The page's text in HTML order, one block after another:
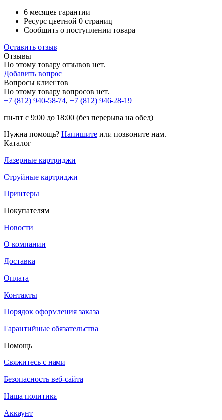
6 месяцев гарантии
Ресурс цветной 0 страниц
Сообщить о поступлении товара
Оставить отзыв
Отзывы
По этому товару отзывов нет.
Добавить вопрос
Вопросы клиентов
По этому товару вопросов нет.
+7 (812) 940-58-74, +7 (812) 946-28-19
пн-пт с 9:00 до 18:00 (без перерыва на обед)
Нужна помощь? Напишите или позвоните нам.
Каталог
Лазерные картриджи
Струйные картриджи
Принтеры
Покупателям
Новости
О компании
Доставка
Оплата
Контакты
Порядок оформления заказа
Гарантийные обязательства
Помощь
Свяжитесь с нами
Безопасность веб-сайта
Наша политика
Аккаунт